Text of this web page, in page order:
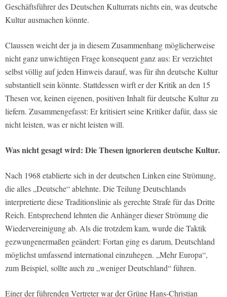
Geschäftsführer des Deutschen Kulturrats nichts ein, was deutsche
Kultur ausmachen könnte.
Claussen weicht der ja in diesem Zusammenhang möglicherweise
nicht ganz unwichtigen Frage konsequent ganz aus: Er verzichtet
selbst völlig auf jeden Hinweis darauf, was für ihn deutsche Kultur
substantiell sein könnte. Stattdessen wirft er der Kritik an den 15
Thesen vor, keinen eigenen, positiven Inhalt für deutsche Kultur zu
liefern. Zusammengefasst: Er kritisiert seine Kritiker dafür, dass sie
nicht leisten, was er nicht leisten will.
Was nicht gesagt wird: Die Thesen ignorieren deutsche Kultur.
Nach 1968 etablierte sich in der deutschen Linken eine Strömung,
die alles „Deutsche“ ablehnte. Die Teilung Deutschlands
interpretierte diese Traditionslinie als gerechte Strafe für das Dritte
Reich. Entsprechend lehnten die Anhänger dieser Strömung die
Wiedervereinigung ab. Als die trotzdem kam, wurde die Taktik
gezwungenermaßen geändert: Fortan ging es darum, Deutschland
möglichst umfassend international einzuhegen. „Mehr Europa“,
zum Beispiel, sollte auch zu „weniger Deutschland“ führen.
Einer der führenden Vertreter war der Grüne Hans-Christian